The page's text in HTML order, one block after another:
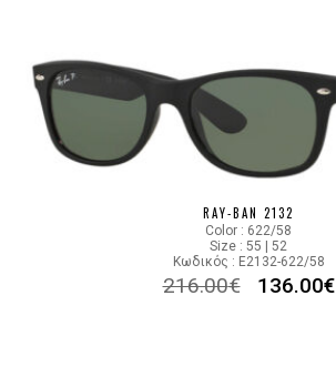
RAY-BAN 2132
Color : 622/58
Size : 55 | 52
Κωδικός : E2132-622/58
216.00€ 136.00€